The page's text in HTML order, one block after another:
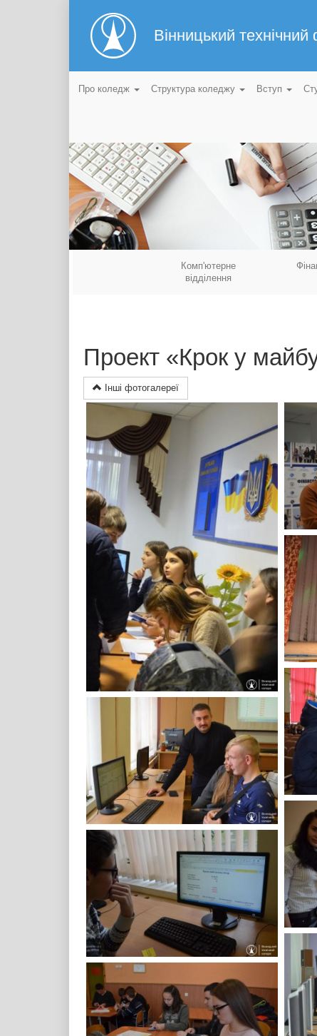
Вінницький
Про коледж Структура коледжу Вступ
Комп'ютерне
відділення
Проект «Крок у
Інші фотогалереї